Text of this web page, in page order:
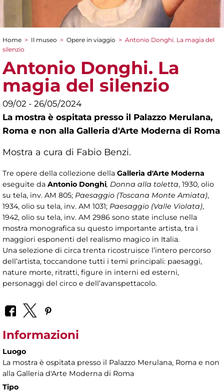
Tu sei qui
Home > Il museo > Opere in viaggio > Antonio Donghi. La magia del
silenzio
Antonio Donghi. La
magia del silenzio
09/02 - 26/05/2024
La mostra è ospitata presso il Palazzo Merulana,
Roma e non alla Galleria d'Arte Moderna di Roma
Mostra a cura di Fabio Benzi.
Tre opere della collezione della Galleria d'Arte Moderna
eseguite da Antonio Donghi, Donna alla toletta, 1930, olio
su tela, inv. AM 805; Paesaggio (Toscana Monte Amiata),
1934, olio su tela, inv. AM 1031; Paesaggio (Valle Violata),
1942, olio su tela, inv. AM 2986 sono state incluse nella
mostra monografica su questo importante artista, tra i
maggiori esponenti del realismo magico in Italia.
Una selezione di circa trenta ricostruisce l’intero percorso
dell’artista, toccandone tutti i temi principali: paesaggi,
nature morte, ritratti, figure in interni ed esterni,
personaggi del circo e dell’avanspettacolo.
Informazioni
Luogo
La mostra è ospitata presso il Palazzo Merulana, Roma e non
alla Galleria d'Arte Moderna di Roma
Tipo